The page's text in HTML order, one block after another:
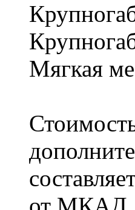
Мягкая